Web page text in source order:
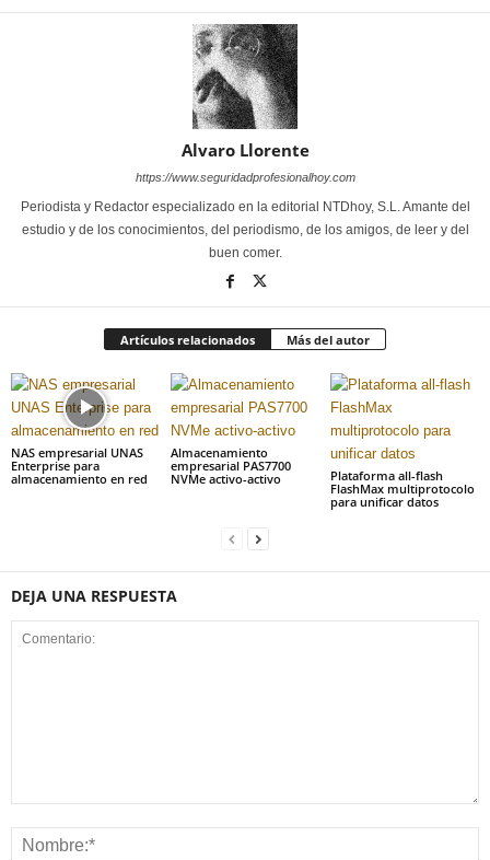
Alvaro Llorente
https://www.seguridadprofesionalhoy.com
Periodista y Redactor especializado en la editorial NTDhoy, S.L. Amante del
estudio y de los conocimientos, del periodismo, de los amigos, de leer y del
buen comer.
Artículos relacionados Más del autor
NAS empresarial UNAS
Enterprise para
almacenamiento en red
Almacenamiento
empresarial PAS7700
NVMe activo-activo
Plataforma all-flash
FlashMax multiprotocolo
para unificar datos
DEJA UNA RESPUESTA